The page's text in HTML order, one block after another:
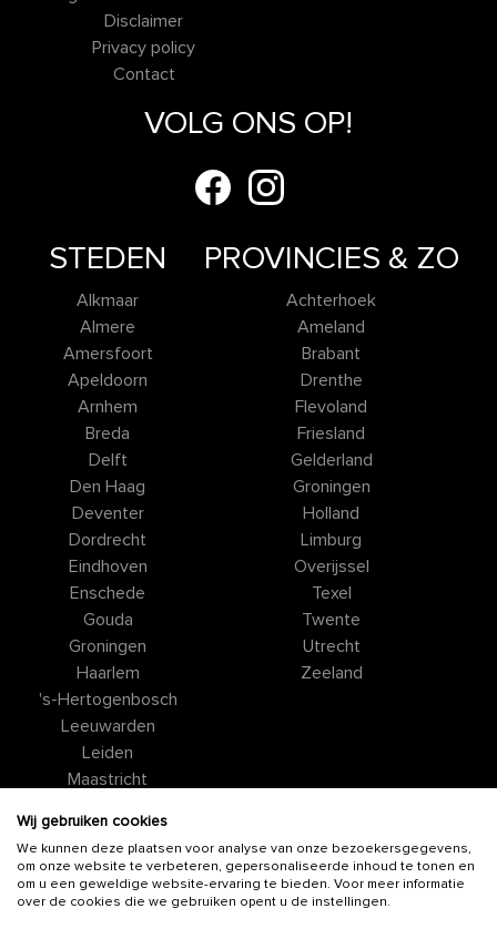
Disclaimer
Privacy policy
Contact
STEDEN
Alkmaar
Almere
Amersfoort
Apeldoorn
Arnhem
Breda
Delft
Den Haag
Deventer
Dordrecht
Eindhoven
Enschede
Gouda
Groningen
Haarlem
's-Hertogenbosch
Leeuwarden
Leiden
Maastricht
Tilburg
Utrecht
PROVINCIES & ZO
Achterhoek
Ameland
Brabant
Drenthe
Flevoland
Friesland
Gelderland
Groningen
Holland
Limburg
Overijssel
Texel
Twente
Utrecht
Zeeland
VOLG ONS OP!
Wij gebruiken cookies
We kunnen deze plaatsen voor analyse van onze bezoekersgegevens,
om onze website te verbeteren, gepersonaliseerde inhoud te tonen en
om u een geweldige website-ervaring te bieden. Voor meer informatie
over de cookies die we gebruiken opent u de instellingen.